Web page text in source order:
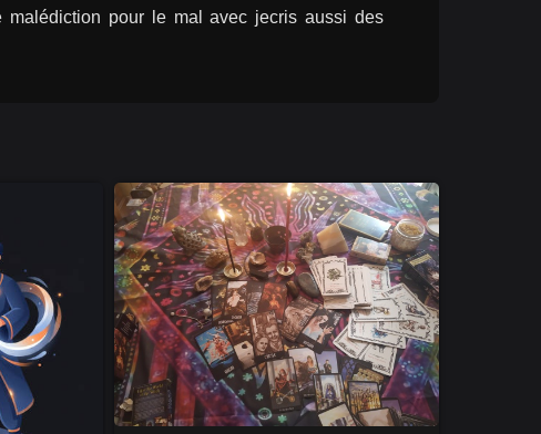
pour le mal avec jecris aussi des